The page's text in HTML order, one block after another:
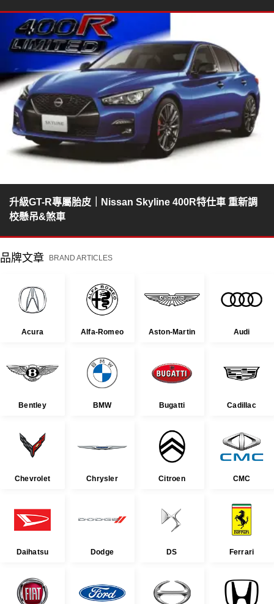
升級GT-R專屬胎皮｜Nissan Skyline 400R特仕車 重新調
校懸吊&煞車
品牌文章 BRAND ARTICLES
Acura Alfa-Romeo Aston-Martin Audi
Bentley BMW Bugatti Cadillac
Chevrolet Chrysler Citroen CMC
Daihatsu Dodge DS Ferrari